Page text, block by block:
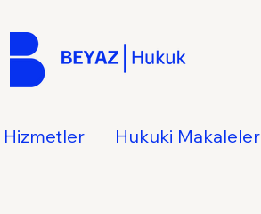
Hizmetler Hukuki Makaleler